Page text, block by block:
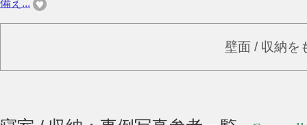
備え...
壁面 / 収納を